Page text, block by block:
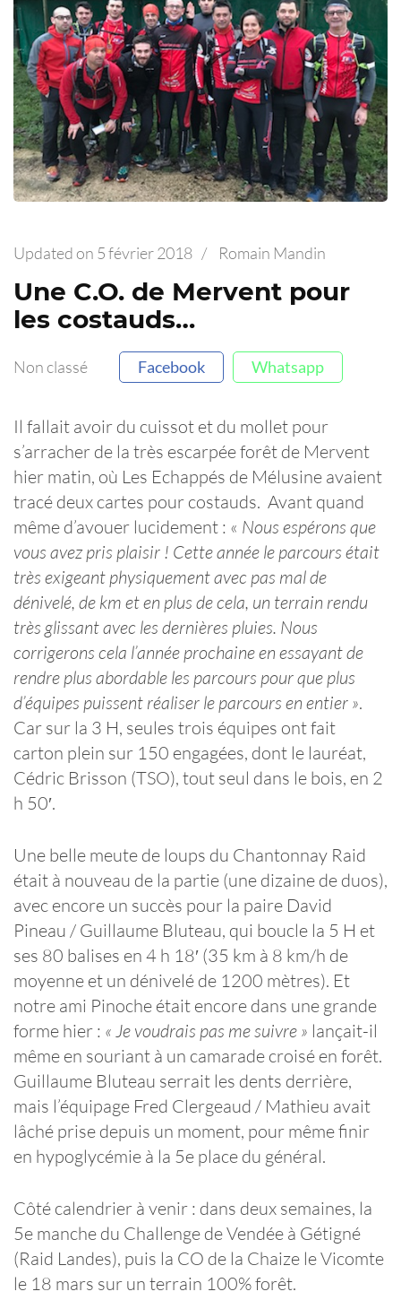
Updated on 5 février 2018 / Romain Mandin
Une C.O. de Mervent pour
les costauds…
Non classé Facebook Whatsapp
Il fallait avoir du cuissot et du mollet pour
s’arracher de la très escarpée forêt de Mervent
hier matin, où Les Echappés de Mélusine avaient
tracé deux cartes pour costauds. Avant quand
même d’avouer lucidement : « Nous espérons que
vous avez pris plaisir ! Cette année le parcours était
très exigeant physiquement avec pas mal de
dénivelé, de km et en plus de cela, un terrain rendu
très glissant avec les dernières pluies. Nous
corrigerons cela l’année prochaine en essayant de
rendre plus abordable les parcours pour que plus
d’équipes puissent réaliser le parcours en entier ».
Car sur la 3 H, seules trois équipes ont fait
carton plein sur 150 engagées, dont le lauréat,
Cédric Brisson (TSO), tout seul dans le bois, en 2
h 50′.
Une belle meute de loups du Chantonnay Raid
était à nouveau de la partie (une dizaine de duos),
avec encore un succès pour la paire David
Pineau / Guillaume Bluteau, qui boucle la 5 H et
ses 80 balises en 4 h 18′ (35 km à 8 km/h de
moyenne et un dénivelé de 1200 mètres). Et
notre ami Pinoche était encore dans une grande
forme hier : « Je voudrais pas me suivre » lançait-il
même en souriant à un camarade croisé en forêt.
Guillaume Bluteau serrait les dents derrière,
mais l’équipage Fred Clergeaud / Mathieu avait
lâché prise depuis un moment, pour même finir
en hypoglycémie à la 5e place du général.
Côté calendrier à venir : dans deux semaines, la
5e manche du Challenge de Vendée à Gétigné
(Raid Landes), puis la CO de la Chaize le Vicomte
le 18 mars sur un terrain 100% forêt.